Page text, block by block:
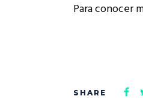
Para conocer